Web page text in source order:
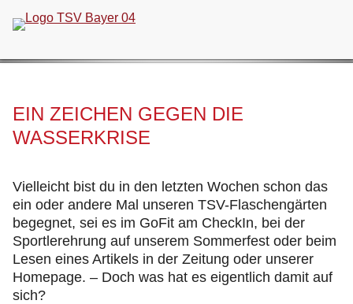
überspringen
EIN ZEICHEN GEGEN DIE
WASSERKRISE
Vielleicht bist du in den letzten Wochen schon das
ein oder andere Mal unseren TSV-Flaschengärten
begegnet, sei es im GoFit am CheckIn, bei der
Sportlerehrung auf unserem Sommerfest oder beim
Lesen eines Artikels in der Zeitung oder unserer
Homepage. – Doch was hat es eigentlich damit auf
sich?